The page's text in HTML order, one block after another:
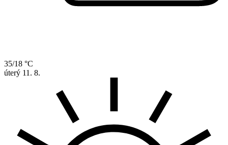
35/18 °C
úterý 11. 8.